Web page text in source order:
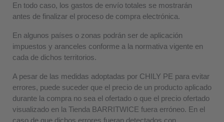
En todo caso, los gastos de envío totales se mostrarán
antes de finalizar el proceso de compra electrónica.
En algunos países o zonas podrán ser de aplicación
impuestos y aranceles conforme a la normativa vigente en
cada de dichos territorios.
A pesar de las medidas adoptadas por CHILY PE para evitar
errores, puede suceder que el precio de un producto aplicado
durante la compra no sea el ofertado o que el precio ofertado
visualizado en la Tienda BARRITWICE fuera erróneo. En el
caso de que dichos errores fueran detectados con